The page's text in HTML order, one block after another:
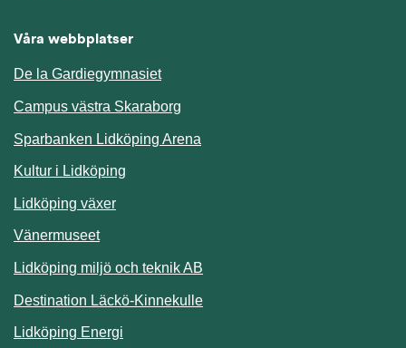
Våra webbplatser
De la Gardiegymnasiet
Campus västra Skaraborg
Sparbanken Lidköping Arena
Kultur i Lidköping
Lidköping växer
Vänermuseet
Lidköping miljö och teknik AB
Destination Läckö-KinnekulleLänk till annan webbplats.
Lidköping Energi